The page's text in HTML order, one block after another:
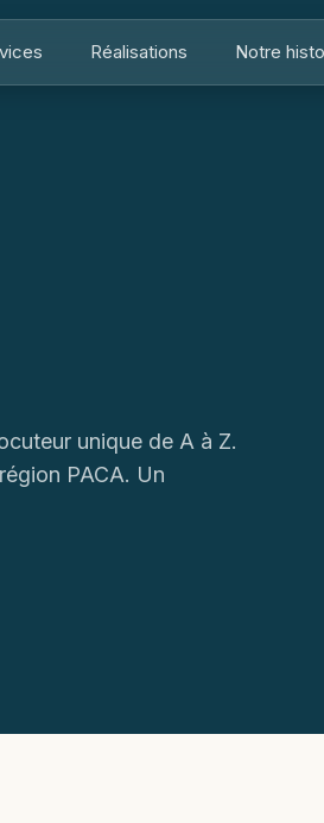
Réalisations Notre
unique de A à Z.
PACA. Un